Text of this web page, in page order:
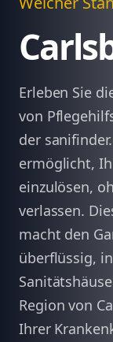
Erleben Sie
von
der
ermöglicht,
einzulösen,
verlassen.
macht den
überflüssig,
Region von
Ihrer